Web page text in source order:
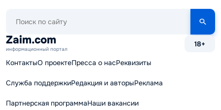
сайту
Zaim.com
информационный портал
18+
КонтактыО проектеПресса о насРеквизиты
Служба поддержкиРедакция и авторыРеклама
Партнерская программаНаши вакансии